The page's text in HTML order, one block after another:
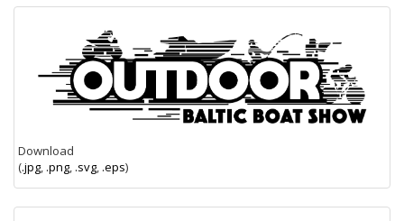
Download
(.jpg, .png, .svg, .eps)